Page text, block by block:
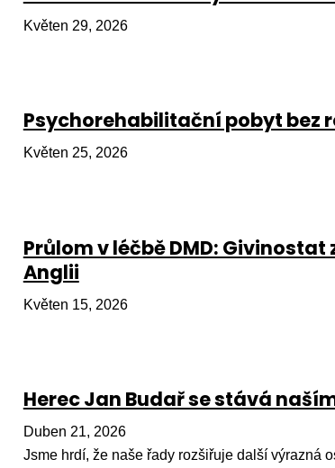
Květen 29, 2026
Psychorehabilitační pobyt bez
Květen 25, 2026
Průlom v léčbě DMD:
Anglii
Květen 15, 2026
Herec Jan Budař se stává
Duben 21, 2026
Jsme hrdí, že naše řady rozšiřuje další výrazná